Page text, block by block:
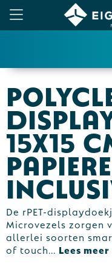
Gezichtsmaskers
Werkkleding
Sportkleding &
T-Shirts
Sweaters
Vesten
Jassen
Relatiepakketten
Tassen
Anti-stress
Bidons en
Elektronica,
Feestartikelen
Fitness
Custom made
Custom made
Sportkratten &
Custom-made
Custom-made
Custom-made
Custom-made
Binnenreclame
Buitenreclame
Vlaggen
Beurs &
Drukwerk
15x15
De rPET-
Microvezels zorgen
allerlei soorten
of touch